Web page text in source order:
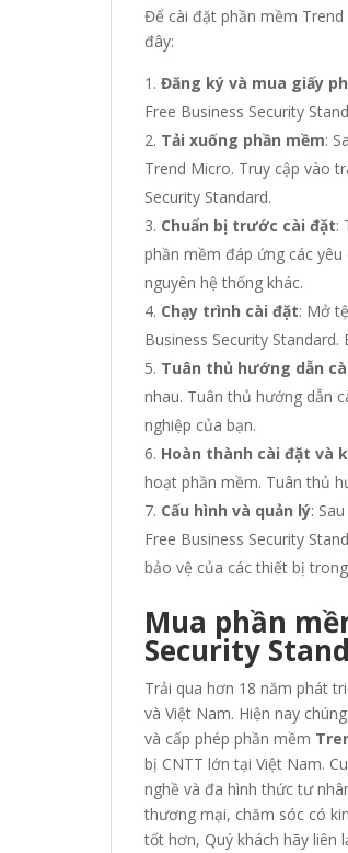
Để cài đặt phần mềm
đây:
Đăng ký và mua giấy
Free Business Security
Tải xuống phần mềm:
Trend Micro. Truy cập vào
Security Standard.
Chuẩn bị trước cài đặt:
phần mềm đáp ứng các
nguyên hệ thống khác.
Chạy trình cài đặt: Mở
Business Security
Tuân thủ hướng dẫn
nhau. Tuân thủ hướng dẫn
nghiệp của bạn.
Hoàn thành cài đặt và
hoạt phần mềm. Tuân thủ
Cấu hình và quản lý:
Free Business Security
bảo vệ của các thiết bị
Mua phần
Security
Trải qua hơn 18 năm phát
và Việt Nam. Hiện nay
và cấp phép phần mềm
bị CNTT lớn tại Việt Nam.
nghề và đa hình thức tư
thương mại, chăm sóc có
tốt hơn, Quý khách hãy liên